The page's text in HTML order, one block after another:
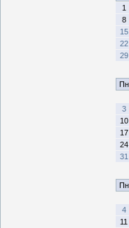
1
8
15
22
29
Пн
3
10
17
24
31
Пн
4
11